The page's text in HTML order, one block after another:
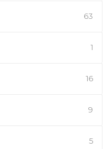
63
1
16
9
5